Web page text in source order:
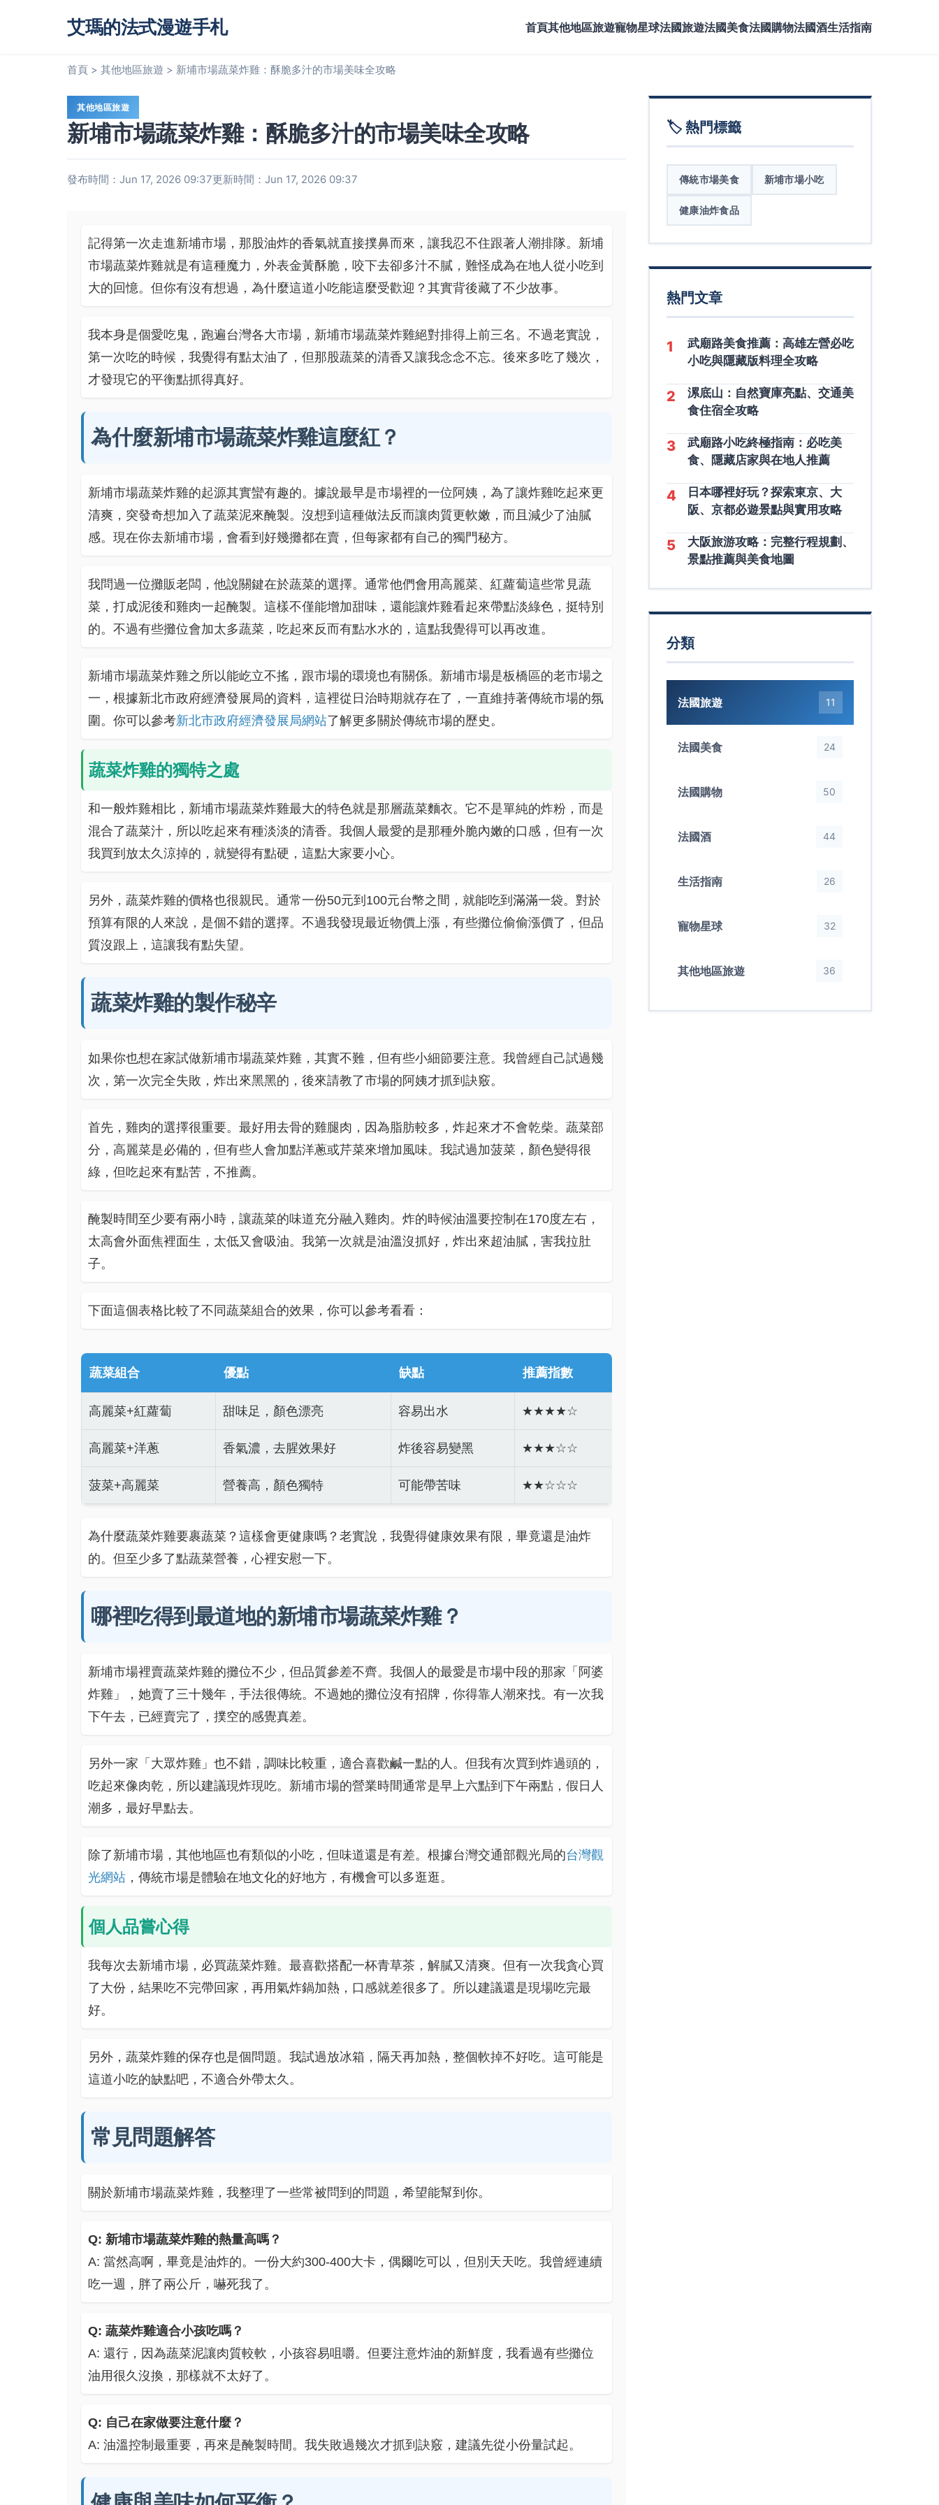
艾瑪的法式漫遊手札 首頁其他地區旅遊寵物星球法國旅遊法國美食法國購物法國酒生活指南
首頁 > 其他地區旅遊 > 新埔市場蔬菜炸雞：酥脆多汁的市場美味全攻略
其他地區旅遊
新埔市場蔬菜炸雞：酥脆多汁的市場美味全攻略
發布時間：Jun 17, 2026 09:37更新時間：Jun 17, 2026 09:37
記得第一次走進新埔市場，那股油炸的香氣就直接撲鼻而來，讓我忍不住跟著人潮排隊。新埔
市場蔬菜炸雞就是有這種魔力，外表金黃酥脆，咬下去卻多汁不膩，難怪成為在地人從小吃到
大的回憶。但你有沒有想過，為什麼這道小吃能這麼受歡迎？其實背後藏了不少故事。
我本身是個愛吃鬼，跑遍台灣各大市場，新埔市場蔬菜炸雞絕對排得上前三名。不過老實說，
第一次吃的時候，我覺得有點太油了，但那股蔬菜的清香又讓我念念不忘。後來多吃了幾次，
才發現它的平衡點抓得真好。
為什麼新埔市場蔬菜炸雞這麼紅？
新埔市場蔬菜炸雞的起源其實蠻有趣的。據說最早是市場裡的一位阿姨，為了讓炸雞吃起來更
清爽，突發奇想加入了蔬菜泥來醃製。沒想到這種做法反而讓肉質更軟嫩，而且減少了油膩
感。現在你去新埔市場，會看到好幾攤都在賣，但每家都有自己的獨門秘方。
我問過一位攤販老闆，他說關鍵在於蔬菜的選擇。通常他們會用高麗菜、紅蘿蔔這些常見蔬
菜，打成泥後和雞肉一起醃製。這樣不僅能增加甜味，還能讓炸雞看起來帶點淡綠色，挺特別
的。不過有些攤位會加太多蔬菜，吃起來反而有點水水的，這點我覺得可以再改進。
新埔市場蔬菜炸雞之所以能屹立不搖，跟市場的環境也有關係。新埔市場是板橋區的老市場之
一，根據新北市政府經濟發展局的資料，這裡從日治時期就存在了，一直維持著傳統市場的氛
圍。你可以參考新北市政府經濟發展局網站了解更多關於傳統市場的歷史。
蔬菜炸雞的獨特之處
和一般炸雞相比，新埔市場蔬菜炸雞最大的特色就是那層蔬菜麵衣。它不是單純的炸粉，而是
混合了蔬菜汁，所以吃起來有種淡淡的清香。我個人最愛的是那種外脆內嫩的口感，但有一次
我買到放太久涼掉的，就變得有點硬，這點大家要小心。
另外，蔬菜炸雞的價格也很親民。通常一份50元到100元台幣之間，就能吃到滿滿一袋。對於
預算有限的人來說，是個不錯的選擇。不過我發現最近物價上漲，有些攤位偷偷漲價了，但品
質沒跟上，這讓我有點失望。
蔬菜炸雞的製作秘辛
如果你也想在家試做新埔市場蔬菜炸雞，其實不難，但有些小細節要注意。我曾經自己試過幾
次，第一次完全失敗，炸出來黑黑的，後來請教了市場的阿姨才抓到訣竅。
首先，雞肉的選擇很重要。最好用去骨的雞腿肉，因為脂肪較多，炸起來才不會乾柴。蔬菜部
分，高麗菜是必備的，但有些人會加點洋蔥或芹菜來增加風味。我試過加菠菜，顏色變得很
綠，但吃起來有點苦，不推薦。
醃製時間至少要有兩小時，讓蔬菜的味道充分融入雞肉。炸的時候油溫要控制在170度左右，
太高會外面焦裡面生，太低又會吸油。我第一次就是油溫沒抓好，炸出來超油膩，害我拉肚
子。
下面這個表格比較了不同蔬菜組合的效果，你可以參考看看：
蔬菜組合 優點 缺點 推薦指數
高麗菜+紅蘿蔔 甜味足，顏色漂亮 容易出水 ★★★★☆
高麗菜+洋蔥 香氣濃，去腥效果好 炸後容易變黑 ★★★☆☆
菠菜+高麗菜 營養高，顏色獨特 可能帶苦味 ★★☆☆☆
為什麼蔬菜炸雞要裹蔬菜？這樣會更健康嗎？老實說，我覺得健康效果有限，畢竟還是油炸
的。但至少多了點蔬菜營養，心裡安慰一下。
哪裡吃得到最道地的新埔市場蔬菜炸雞？
新埔市場裡賣蔬菜炸雞的攤位不少，但品質參差不齊。我個人的最愛是市場中段的那家「阿婆
炸雞」，她賣了三十幾年，手法很傳統。不過她的攤位沒有招牌，你得靠人潮來找。有一次我
下午去，已經賣完了，撲空的感覺真差。
另外一家「大眾炸雞」也不錯，調味比較重，適合喜歡鹹一點的人。但我有次買到炸過頭的，
吃起來像肉乾，所以建議現炸現吃。新埔市場的營業時間通常是早上六點到下午兩點，假日人
潮多，最好早點去。
除了新埔市場，其他地區也有類似的小吃，但味道還是有差。根據台灣交通部觀光局的台灣觀
光網站 ，傳統市場是體驗在地文化的好地方，有機會可以多逛逛。
個人品嘗心得
我每次去新埔市場，必買蔬菜炸雞。最喜歡搭配一杯青草茶，解膩又清爽。但有一次我貪心買
了大份，結果吃不完帶回家，再用氣炸鍋加熱，口感就差很多了。所以建議還是現場吃完最
好。
另外，蔬菜炸雞的保存也是個問題。我試過放冰箱，隔天再加熱，整個軟掉不好吃。這可能是
這道小吃的缺點吧，不適合外帶太久。
常見問題解答
關於新埔市場蔬菜炸雞，我整理了一些常被問到的問題，希望能幫到你。
Q: 新埔市場蔬菜炸雞的熱量高嗎？
A: 當然高啊，畢竟是油炸的。一份大約300-400大卡，偶爾吃可以，但別天天吃。我曾經連續
吃一週，胖了兩公斤，嚇死我了。
Q: 蔬菜炸雞適合小孩吃嗎？
A: 還行，因為蔬菜泥讓肉質較軟，小孩容易咀嚼。但要注意炸油的新鮮度，我看過有些攤位
油用很久沒換，那樣就不太好了。
Q: 自己在家做要注意什麼？
A: 油溫控制最重要，再來是醃製時間。我失敗過幾次才抓到訣竅，建議先從小份量試起。
🏷️ 熱門標籤
傳統市場美食 新埔市場小吃
健康油炸食品
熱門文章
1
武廟路美食推薦：高雄左營必吃
小吃與隱藏版料理全攻略
2
漯底山：自然寶庫亮點、交通美
食住宿全攻略
3
武廟路小吃終極指南：必吃美
食、隱藏店家與在地人推薦
4
日本哪裡好玩？探索東京、大
阪、京都必遊景點與實用攻略
5
大阪旅游攻略：完整行程規劃、
景點推薦與美食地圖
分類
法國旅遊 11
法國美食 24
法國購物 50
法國酒 44
生活指南 26
寵物星球 32
其他地區旅遊 36